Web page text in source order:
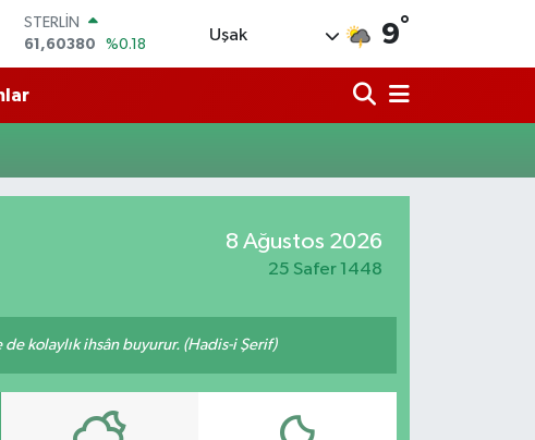
STERLİN
61,60380
%0.18
G.ALTIN
6862,09000
79.591,74
%-1.82
DOLAR
Uşak 9°
8 Ağustos 2026
25 Safer 1448
de kolaylık ihsân buyurur. (Hadis-i Şerif)